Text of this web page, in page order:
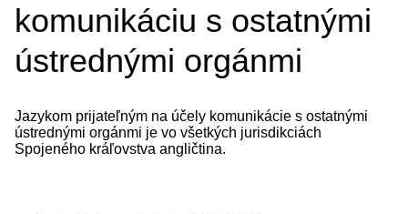
komunikáciu s ostatnými
ústrednými orgánmi
Jazykom prijateľným na účely komunikácie s ostatnými
ústrednými orgánmi je vo všetkých jurisdikciách
Spojeného kráľovstva angličtina.